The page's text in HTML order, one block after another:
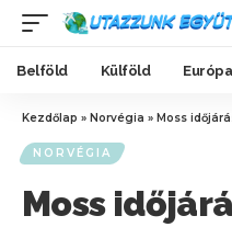
Belföld Külföld Európa
Kezdőlap » Norvégia » Moss
NORVÉGIA
Moss